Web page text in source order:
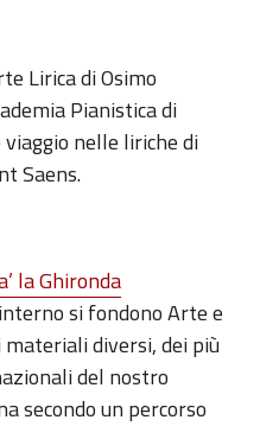
Lirica di Osimo
Pianistica di
nelle liriche di
Saens.
la Ghironda
si fondono Arte e
diversi, dei più
del nostro
secondo un percorso